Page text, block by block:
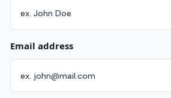
Email address